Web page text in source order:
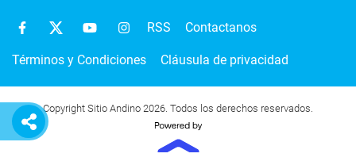
RSS Contactanos
Términos y Condiciones Cláusula de privacidad
Copyright Sitio Andino 2026. Todos los derechos reservados.